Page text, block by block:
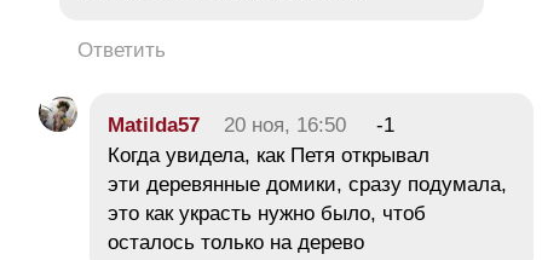
Ответить
Matilda57 20 ноя, 16:50
-1
Когда увидела, как Петя открывал
эти деревянные домики, сразу подумала,
это как украсть нужно было, чтоб
осталось только на дерево